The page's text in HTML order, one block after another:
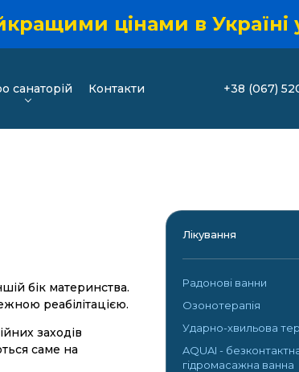
цінами в Україні
санаторій Контакти +38 (067)
бік материнства.
реабілітацією.
заходів
саме на
Лікування
Радонові ванни
Озонотерапія
Ударно-хвильова
AQUAI -
гідромасажна ванна